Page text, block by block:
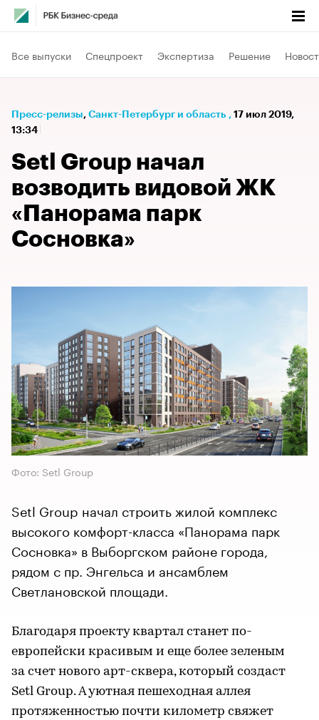
Все выпуски Спецпроект Экспертиза Решение
Пресс-релизы⁠, Санкт-Петербург и область , 17 июл 2019,
13:34
Setl Group начал
возводить видовой ЖК
«Панорама парк
Сосновка»
Фото: Setl Group
Setl Group начал строить жилой комплекс
высокого комфорт-класса «Панорама парк
Сосновка» в Выборгском районе города,
рядом с пр. Энгельса и ансамблем
Светлановской площади.
Благодаря проекту квартал станет по-
европейски красивым и еще более зеленым
за счет нового арт-сквера, который создаст
Setl Group. А уютная пешеходная аллея
протяженностью почти километр свяжет